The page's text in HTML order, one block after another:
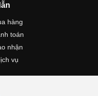
hàng
toán
nhận
vụ